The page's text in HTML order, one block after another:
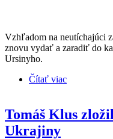
Vzhľadom na neutíchajúci
znovu vydať a zaradiť do
Ursinyho.
Čítať viac
Tomáš Klus
Ukrajiny